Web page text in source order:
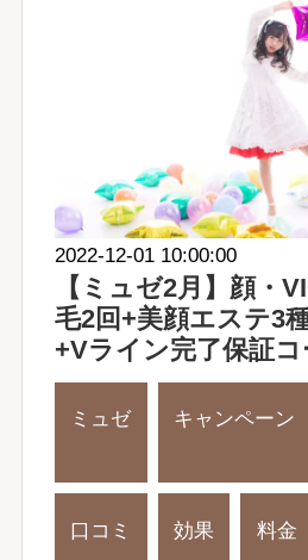
2022-12-01 10:00:00
【ミュゼ2月】顔・
毛2回+美顔エステ3
+Vライン完了保証コ
ミュゼ キャンペーン
口コミ 効果 料金